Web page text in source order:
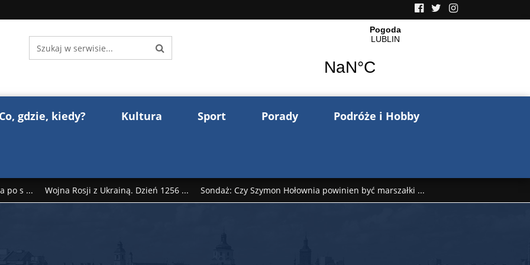
Co, gdzie, kiedy? Kultura Sport Porady Podróże i Hobby
po s ... Wojna Rosji z Ukrainą. Dzień 1256 ... Sondaż: Czy Szymon Hołownia powinien być marszałki ...